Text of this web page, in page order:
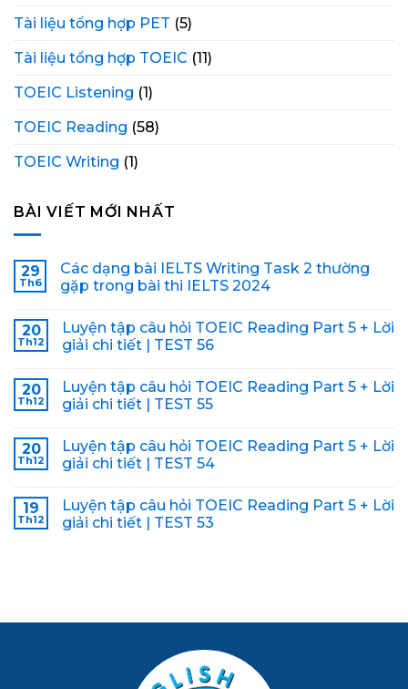
Tài liệu tổng hợp PET (5)
Tài liệu tổng hợp TOEIC (11)
TOEIC Listening (1)
TOEIC Reading (58)
TOEIC Writing (1)
BÀI VIẾT MỚI NHẤT
29
Th6
Các dạng bài IELTS Writing Task 2 thường
gặp trong bài thi IELTS 2024
20
Th12
Luyện tập câu hỏi TOEIC Reading Part 5 + Lời
giải chi tiết | TEST 56
20
Th12
Luyện tập câu hỏi TOEIC Reading Part 5 + Lời
giải chi tiết | TEST 55
20
Th12
Luyện tập câu hỏi TOEIC Reading Part 5 + Lời
giải chi tiết | TEST 54
19
Th12
Luyện tập câu hỏi TOEIC Reading Part 5 + Lời
giải chi tiết | TEST 53